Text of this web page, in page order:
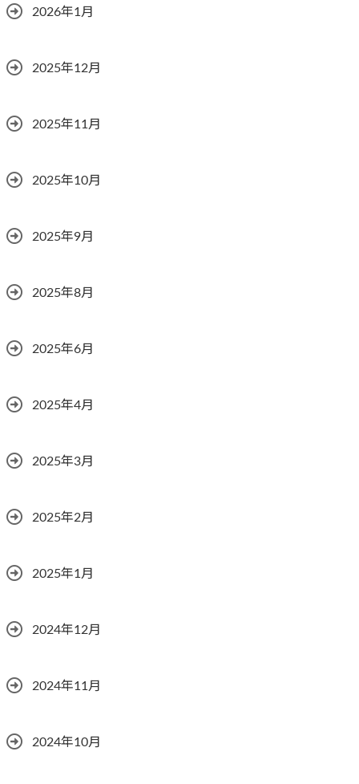
2026年1月
2025年12月
2025年11月
2025年10月
2025年9月
2025年8月
2025年6月
2025年4月
2025年3月
2025年2月
2025年1月
2024年12月
2024年11月
2024年10月